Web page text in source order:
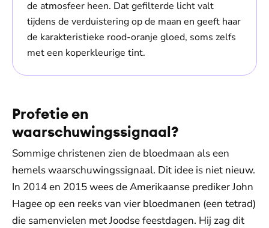
de atmosfeer heen. Dat gefilterde licht valt
tijdens de verduistering op de maan en geeft haar
de karakteristieke rood-oranje gloed, soms zelfs
met een koperkleurige tint.
Profetie en
waarschuwingssignaal?
Sommige christenen zien de bloedmaan als een
hemels waarschuwingssignaal. Dit idee is niet nieuw.
In 2014 en 2015 wees de Amerikaanse prediker John
Hagee op een reeks van vier bloedmanen (een tetrad)
die samenvielen met Joodse feestdagen. Hij zag dit